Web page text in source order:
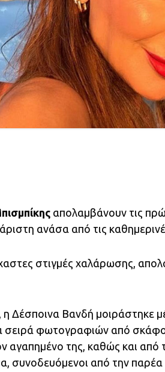
απολαμβάνουν τις
ανάσα από τις
στιγμές χαλάρωσης,
Δέσποινα Βανδή μοιράστηκε
σειρά φωτογραφιών από
αγαπημένο της, καθώς και από
συνοδευόμενοι από την παρέα